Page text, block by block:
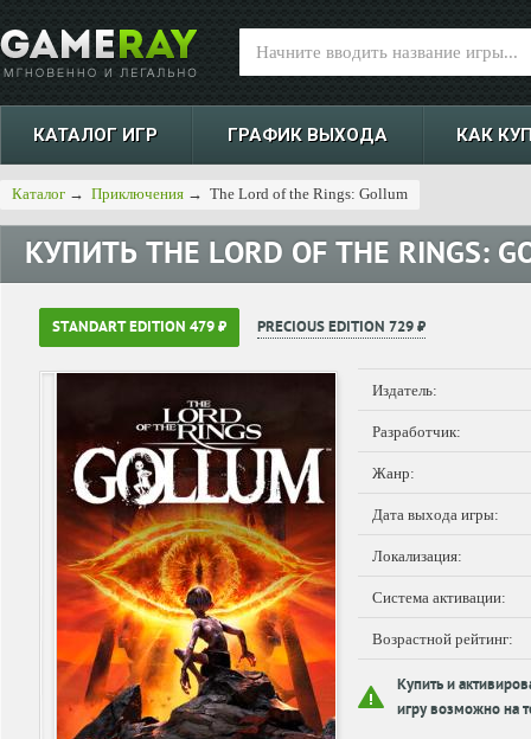
КАТАЛОГ ИГР ГРАФИК ВЫХОДА КАК
Каталог → Приключения → The Lord of the Rings: Gollum
КУПИТЬ THE LORD OF THE RINGS:
STANDART EDITION 479 ₽ PRECIOUS EDITION 729 ₽
Издатель:
Разработчик:
Жанр:
Дата выхода игры:
Локализация:
Система активации:
Возрастной рейтинг:
Купить и
игру возможно на